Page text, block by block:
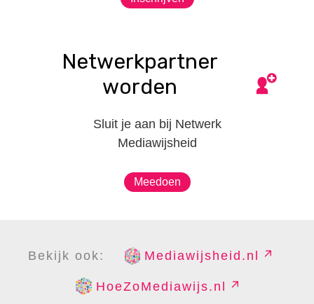
Netwerkpartner
worden
Sluit je aan bij Netwerk
Mediawijsheid
Meedoen
Bekijk ook: Mediawijsheid.nl
HoeZoMediawijs.nl